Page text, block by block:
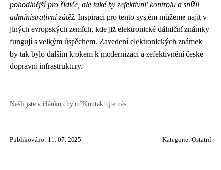
pohodlnější pro řidiče, ale také by zefektivnil kontrolu a snížil
administrativní zátěž. Inspiraci pro tento systém můžeme najít v
jiných evropských zemích, kde již elektronické dálniční známky
fungují s velkým úspěchem. Zavedení elektronických známek
by tak bylo dalším krokem k modernizaci a zefektivnění české
dopravní infrastruktury.
Našli jste v článku chybu?Kontaktujte nás
Publikováno: 11. 07. 2025 Kategorie: Ostatní